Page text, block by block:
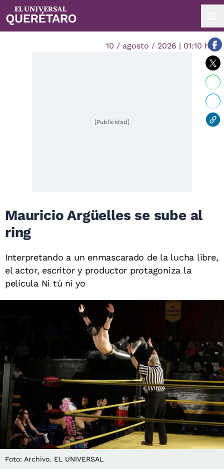
10 / agosto / 2026 | 01:10 hrs.
[Publicidad]
Mauricio Argüelles se sube al
ring
Interpretando a un enmascarado de la lucha libre,
el actor, escritor y productor protagoniza la
película Ni tú ni yo
Foto: Archivo. EL UNIVERSAL